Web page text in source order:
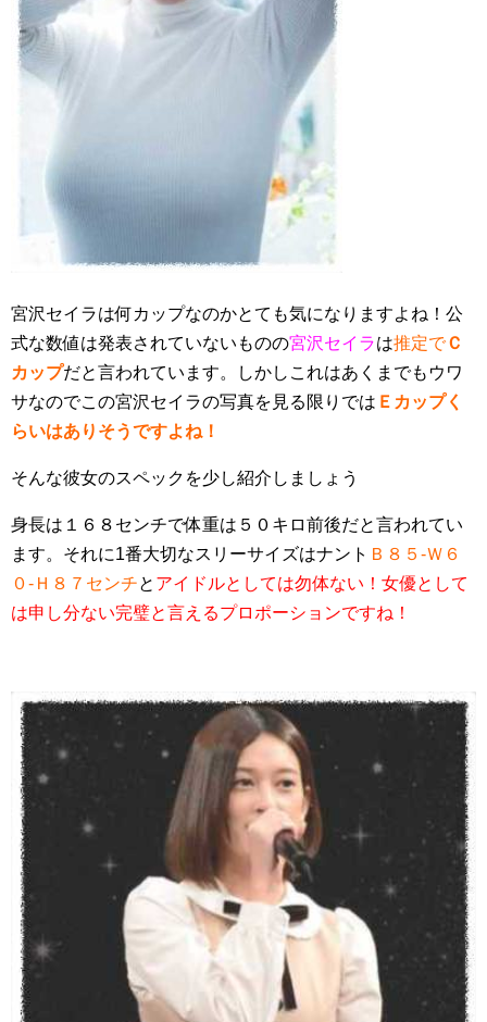
宮沢セイラは何カップなのかとても気になりますよね！公
式な数値は発表されていないものの宮沢セイラは推定でＣ
カップだと言われています。しかしこれはあくまでもウワ
サなのでこの宮沢セイラの写真を見る限りでは Ｅカップく
らいはありそうですよね！
そんな彼女のスペックを少し紹介しましょう
身長は１６８センチで体重は５０キロ前後だと言われてい
ます。それに1番大切なスリーサイズはナント Ｂ８５-Ｗ６
０-Ｈ８７センチと アイドルとしては勿体ない！女優として
は申し分ない完璧と言えるプロポーションですね！